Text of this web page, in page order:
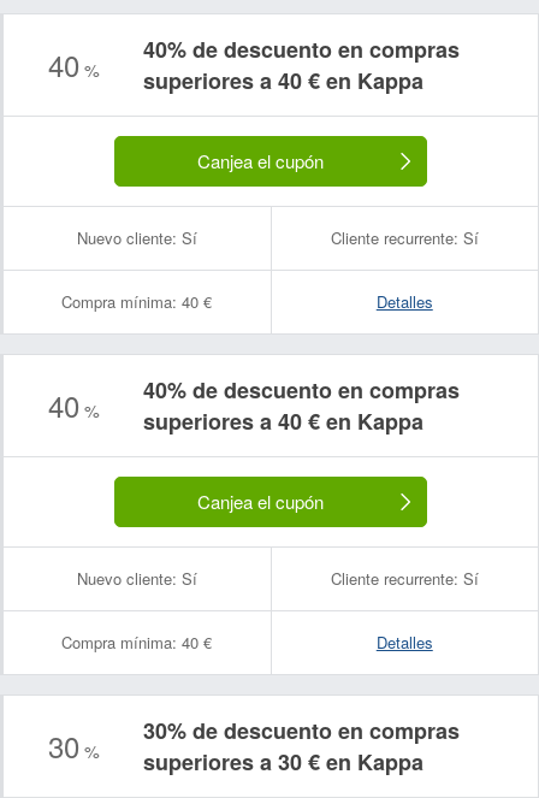
40 %
40% de descuento en compras
superiores a 40 € en Kappa
Canjea el cupón
Nuevo cliente: Sí Cliente recurrente: Sí
Compra mínima: 40 € Detalles
40 %
40% de descuento en compras
superiores a 40 € en Kappa
Canjea el cupón
Nuevo cliente: Sí Cliente recurrente: Sí
Compra mínima: 40 € Detalles
30 %
30% de descuento en compras
superiores a 30 € en Kappa
Nombre:
Correo electrónico: